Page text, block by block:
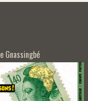
Gnassingbé